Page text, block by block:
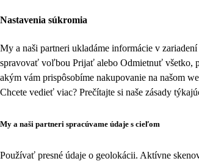
Nastavenia súkromia
My a naši partneri ukladáme informácie v
spravovať voľbou Prijať alebo Odmietnuť všetko,
akým vám prispôsobíme nakupovanie na našom
Chcete vedieť viac? Prečítajte si naše zásady
My a naši partneri spracúvame údaje s cieľom
Používať presné údaje o geolokácii. Aktívne